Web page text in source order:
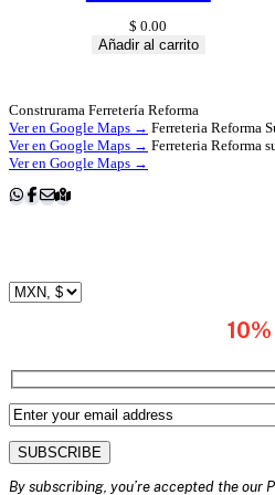
$ 0.00
Añadir al carrito
Construrama Ferretería Reforma
Ver en Google Maps → Ferreteria Reforma
Ver en Google Maps → Ferreteria Reforma
Ver en Google Maps →
By subscribing, you’re accepted the our